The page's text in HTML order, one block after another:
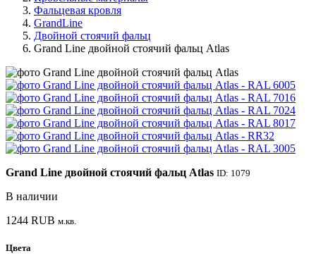
Фальцевая кровля
GrandLine
Двойной стоячий фальц
Grand Line двойной стоячий фальц Atlas
Grand Line двойной стоячий фальц Atlas ID: 1079
В наличии
1244 RUB м.кв.
Цвета